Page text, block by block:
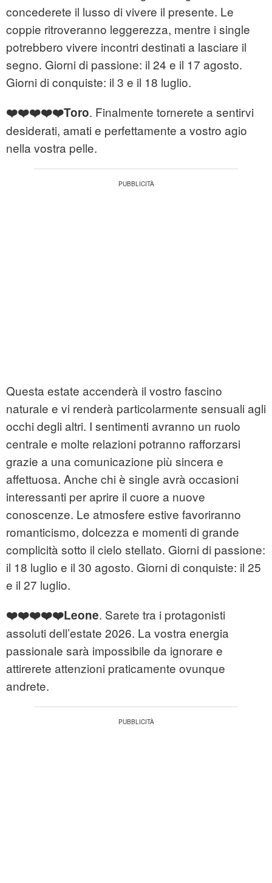
concederete il lusso di vivere il presente. Le
coppie ritroveranno leggerezza, mentre i single
potrebbero vivere incontri destinati a lasciare il
segno. Giorni di passione: il 24 e il 17 agosto.
Giorni di conquiste: il 3 e il 18 luglio.
❤️❤️❤️❤️❤️Toro. Finalmente tornerete a sentirvi
desiderati, amati e perfettamente a vostro agio
nella vostra pelle.
Questa estate accenderà il vostro fascino
naturale e vi renderà particolarmente sensuali agli
occhi degli altri. I sentimenti avranno un ruolo
centrale e molte relazioni potranno rafforzarsi
grazie a una comunicazione più sincera e
affettuosa. Anche chi è single avrà occasioni
interessanti per aprire il cuore a nuove
conoscenze. Le atmosfere estive favoriranno
romanticismo, dolcezza e momenti di grande
complicità sotto il cielo stellato. Giorni di passione:
il 18 luglio e il 30 agosto. Giorni di conquiste: il 25
e il 27 luglio.
❤️❤️❤️❤️❤️Leone. Sarete tra i protagonisti
assoluti dell’estate 2026. La vostra energia
passionale sarà impossibile da ignorare e
attirerete attenzioni praticamente ovunque
andrete.